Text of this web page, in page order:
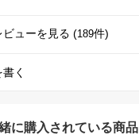
ビューを見る (189件)
く
に購入されている商品